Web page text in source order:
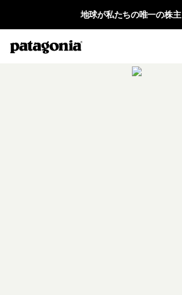
地球が私たちの唯一の株主